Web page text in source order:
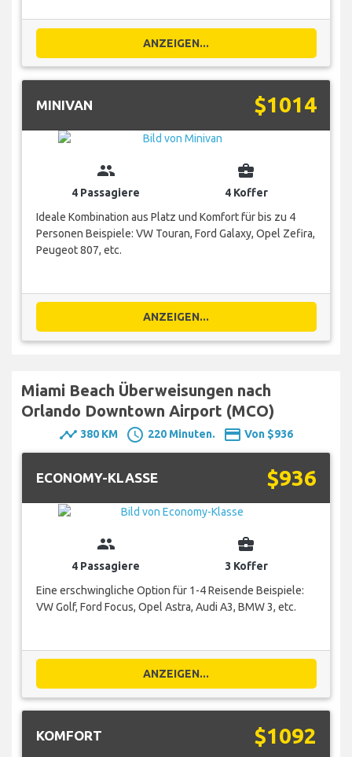
ANZEIGEN...
MINIVAN $1014
group
4 Passagiere
business_center
4 Koffer
Ideale Kombination aus Platz und Komfort für bis zu 4
Personen Beispiele: VW Touran, Ford Galaxy, Opel Zefira,
Peugeot 807, etc.
ANZEIGEN...
Miami Beach Überweisungen nach
Orlando Downtown Airport (MCO)
timeline 380 KM schedule 220 Minuten. payment Von $936
ECONOMY-KLASSE $936
group
4 Passagiere
business_center
3 Koffer
Eine erschwingliche Option für 1-4 Reisende Beispiele:
VW Golf, Ford Focus, Opel Astra, Audi A3, BMW 3, etc.
ANZEIGEN...
KOMFORT $1092